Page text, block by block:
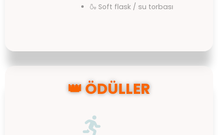
🍶 Soft flask / su torbası
👑ÖDÜLLER
